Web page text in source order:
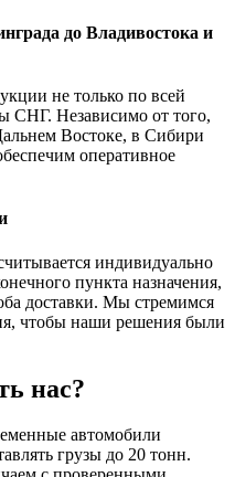
до Владивостока и
не только по всей
СНГ. Независимо от того,
Востоке, в Сибири
оперативное
индивидуально
пункта назначения,
доставки. Мы стремимся
чтобы наши решения были
нас?
автомобили
грузы до 20 тонн.